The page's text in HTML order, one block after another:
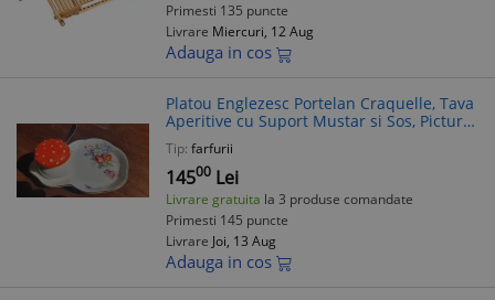
Primesti 135 puncte
Livrare Miercuri, 12 Aug
Adauga in cos
Platou Englezesc Portelan Craquelle, Tava
Aperitive cu Suport Mustar si Sos, Pictura
Florala, 24cm, Anglia
Tip: farfurii
14500 Lei
Livrare gratuita la 3 produse comandate
Primesti 145 puncte
Livrare Joi, 13 Aug
Adauga in cos